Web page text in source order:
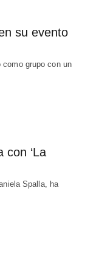
su evento
grupo con un
con ‘La
Spalla, ha